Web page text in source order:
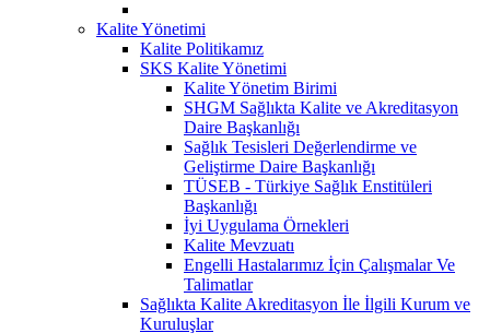
Kalite Yönetimi
Kalite Politikamız
SKS Kalite Yönetimi
Kalite Yönetim Birimi
SHGM Sağlıkta Kalite ve Akreditasyon
Daire Başkanlığı
Sağlık Tesisleri Değerlendirme ve
Geliştirme Daire Başkanlığı
TÜSEB - Türkiye Sağlık Enstitüleri
Başkanlığı
İyi Uygulama Örnekleri
Kalite Mevzuatı
Engelli Hastalarımız İçin Çalışmalar Ve
Talimatlar
Sağlıkta Kalite Akreditasyon İle İlgili Kurum ve
Kuruluşlar